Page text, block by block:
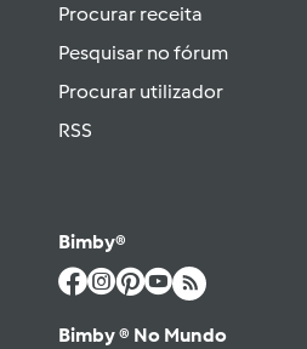
Procurar receita
Pesquisar no fórum
Procurar utilizador
RSS
Bimby®
Bimby ® No Mundo